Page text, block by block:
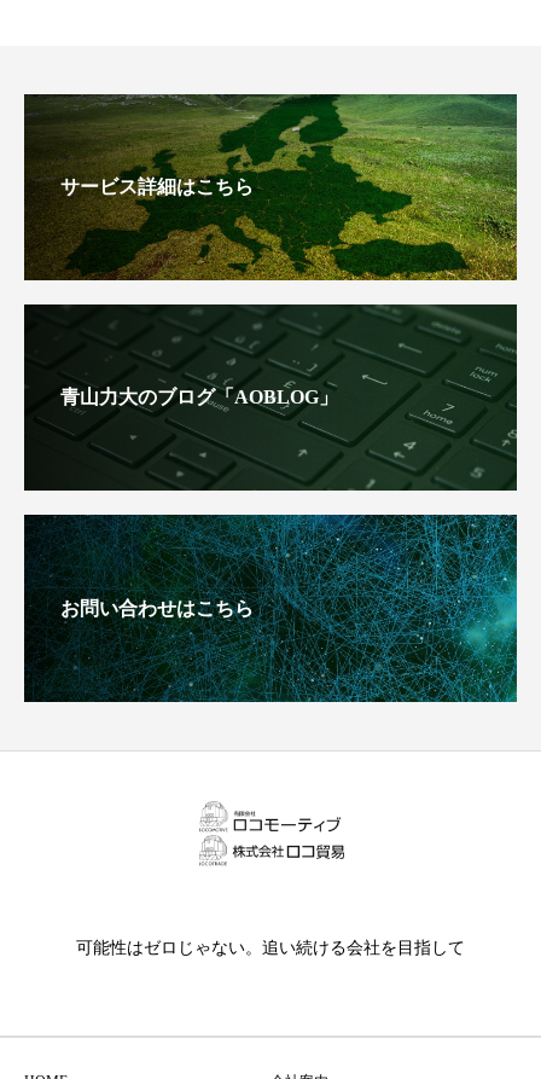
サービス詳細はこちら
青山力大のブログ「AOBLOG」
お問い合わせはこちら
可能性はゼロじゃない。追い続ける会社を目指して